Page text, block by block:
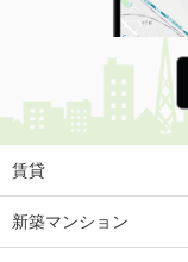
賃貸
新築マンション